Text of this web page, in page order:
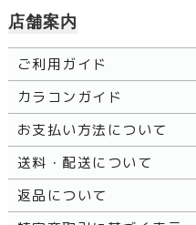
店舗案内
ご利用ガイド
カラコンガイド
お支払い方法について
送料・配送について
返品について